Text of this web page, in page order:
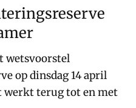
wetsvoorstel
op dinsdag 14 april
werkt terug tot en met